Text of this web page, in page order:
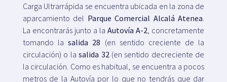
Carga Ultrarrápida se encuentra ubicada en la zona de
aparcamiento del Parque Comercial Alcalá Atenea.
La encontrarás junto a laAutovía A-2, concretamente
tomando lasalida 28 (en sentido creciente de la
circulación) o lasalida 32(en sentido decreciente de
la circulación. Como es habitual, se encuentra a pocos
metros de la Autovía por lo que no tendrás que dar